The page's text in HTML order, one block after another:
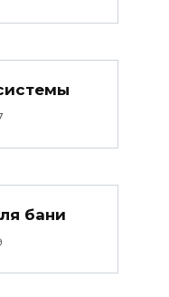
бани